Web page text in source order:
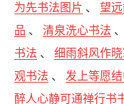
为先书法图片 、望
品 、清泉洗心书法
书法 、细雨斜风作
观书法 、 发上等愿
醉人心静可通禅行书